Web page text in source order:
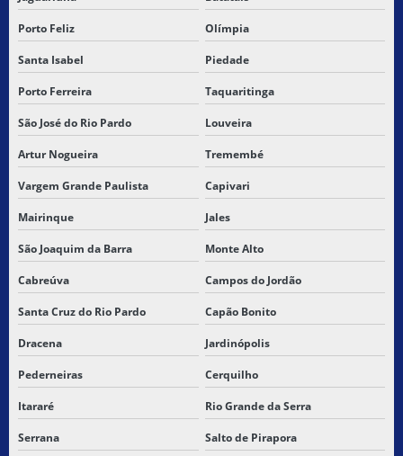
TRANSPORTADORA ENTREGAS URGENTES
TRANSPORTADORA PARA MARANHÃO
TRANSPORTADORA DE MERCADORIAS
TRANSPORTADORA NORDESTE
TRANSPORTADORA PARA SÃO LUIS DO MARANHÃO
TRANSPORTADORA DE SÃO PAULO PARA PIAUÍ
TRANSPORTADORA DE SÃO PAULO PRO PIAUI
TRANSPORTADORA SP PARA MARANHÃO
TRANSPORTADORA DE SP PARA PI
TRANSPORTADORA DE SP PARA PIAUI
TRANSPORTADORA SP PARA SANTA INES MARANHAO
Porto Feliz Olímpia
Santa Isabel Piedade
Porto Ferreira Taquaritinga
São José do Rio Pardo Louveira
Artur Nogueira Tremembé
Vargem Grande Paulista Capivari
Mairinque Jales
São Joaquim da Barra Monte Alto
Cabreúva Campos do Jordão
Santa Cruz do Rio Pardo Capão Bonito
Dracena Jardinópolis
Pederneiras Cerquilho
Itararé Rio Grande da Serra
Serrana Salto de Pirapora